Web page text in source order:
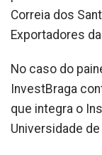
Correia dos
Exportadores
No caso do
InvestBraga
que integra o
Universidade